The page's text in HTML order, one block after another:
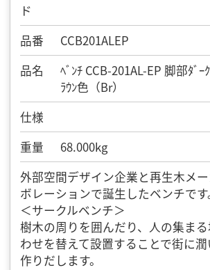
ド
品番
CCB201ALEP
品名
ﾍﾞﾝﾁ CCB-201AL-EP 脚部ﾀﾞｰ
ﾗｳﾝ色（Br）
仕様
重量
68.000kg
外部空間デザイン企業と再生木メ
ボレーションで誕生したベンチです
＜サークルベンチ＞
樹木の周りを囲んだり、人の集ま
わせを替えて設置することで街に
作りだします。